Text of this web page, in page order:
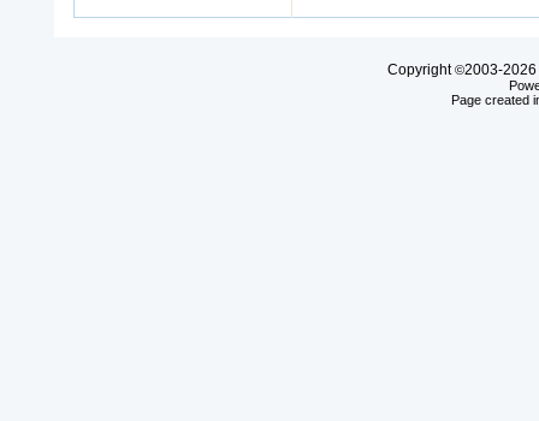
Copyright©2003-2026
Page created